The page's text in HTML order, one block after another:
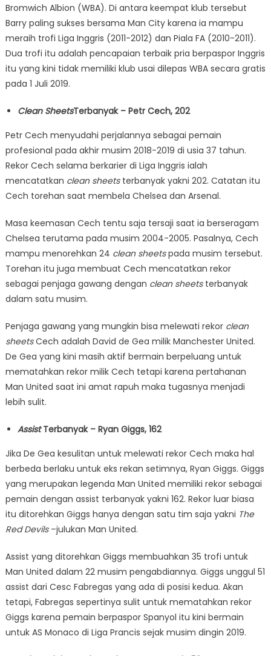
Bromwich Albion (WBA). Di antara keempat klub tersebut
Barry paling sukses bersama Man City karena ia mampu
meraih trofi Liga Inggris (2011-2012) dan Piala FA (2010-2011).
Dua trofi itu adalah pencapaian terbaik pria berpaspor Inggris
itu yang kini tidak memiliki klub usai dilepas WBA secara gratis
pada 1 Juli 2019.
Clean SheetsTerbanyak – Petr Cech, 202
Petr Cech menyudahi perjalannya sebagai pemain
profesional pada akhir musim 2018-2019 di usia 37 tahun.
Rekor Cech selama berkarier di Liga Inggris ialah
mencatatkan clean sheetsterbanyak yakni 202. Catatan itu
Cech torehan saat membela Chelsea dan Arsenal.
Masa keemasan Cech tentu saja tersaji saat ia berseragam
Chelsea terutama pada musim 2004-2005. Pasalnya, Cech
mampu menorehkan 24 clean sheetspada musim tersebut.
Torehan itu juga membuat Cech mencatatkan rekor
sebagai penjaga gawang dengan clean sheetsterbanyak
dalam satu musim.
Penjaga gawang yang mungkin bisa melewati rekor clean
sheetsCech adalah David de Gea milik Manchester United.
De Gea yang kini masih aktif bermain berpeluang untuk
mematahkan rekor milik Cech tetapi karena pertahanan
Man United saat ini amat rapuh maka tugasnya menjadi
lebih sulit.
AssistTerbanyak – Ryan Giggs, 162
Jika De Gea kesulitan untuk melewati rekor Cech maka hal
berbeda berlaku untuk eks rekan setimnya, Ryan Giggs. Giggs
yang merupakan legenda Man United memiliki rekor sebagai
pemain dengan assist terbanyak yakni 162. Rekor luar biasa
itu ditorehkan Giggs hanya dengan satu tim saja yakni The
Red Devils–julukan Man United.
Assist yang ditorehkan Giggs membuahkan 35 trofi untuk
Man United dalam 22 musim pengabdiannya. Giggs unggul 51
assist dari Cesc Fabregas yang ada di posisi kedua. Akan
tetapi, Fabregas sepertinya sulit untuk mematahkan rekor
Giggs karena pemain berpaspor Spanyol itu kini bermain
untuk AS Monaco di Liga Prancis sejak musim dingin 2019.